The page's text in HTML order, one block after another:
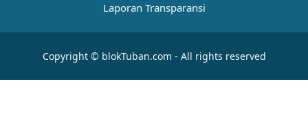
Laporan Transparansi
Copyright © blokTuban.com - All rights reserved